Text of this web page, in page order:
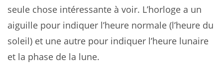
seule chose intéressante à voir. L’horloge a un
aiguille pour indiquer l’heure normale (l’heure du
soleil) et une autre pour indiquer l’heure lunaire
et la phase de la lune.